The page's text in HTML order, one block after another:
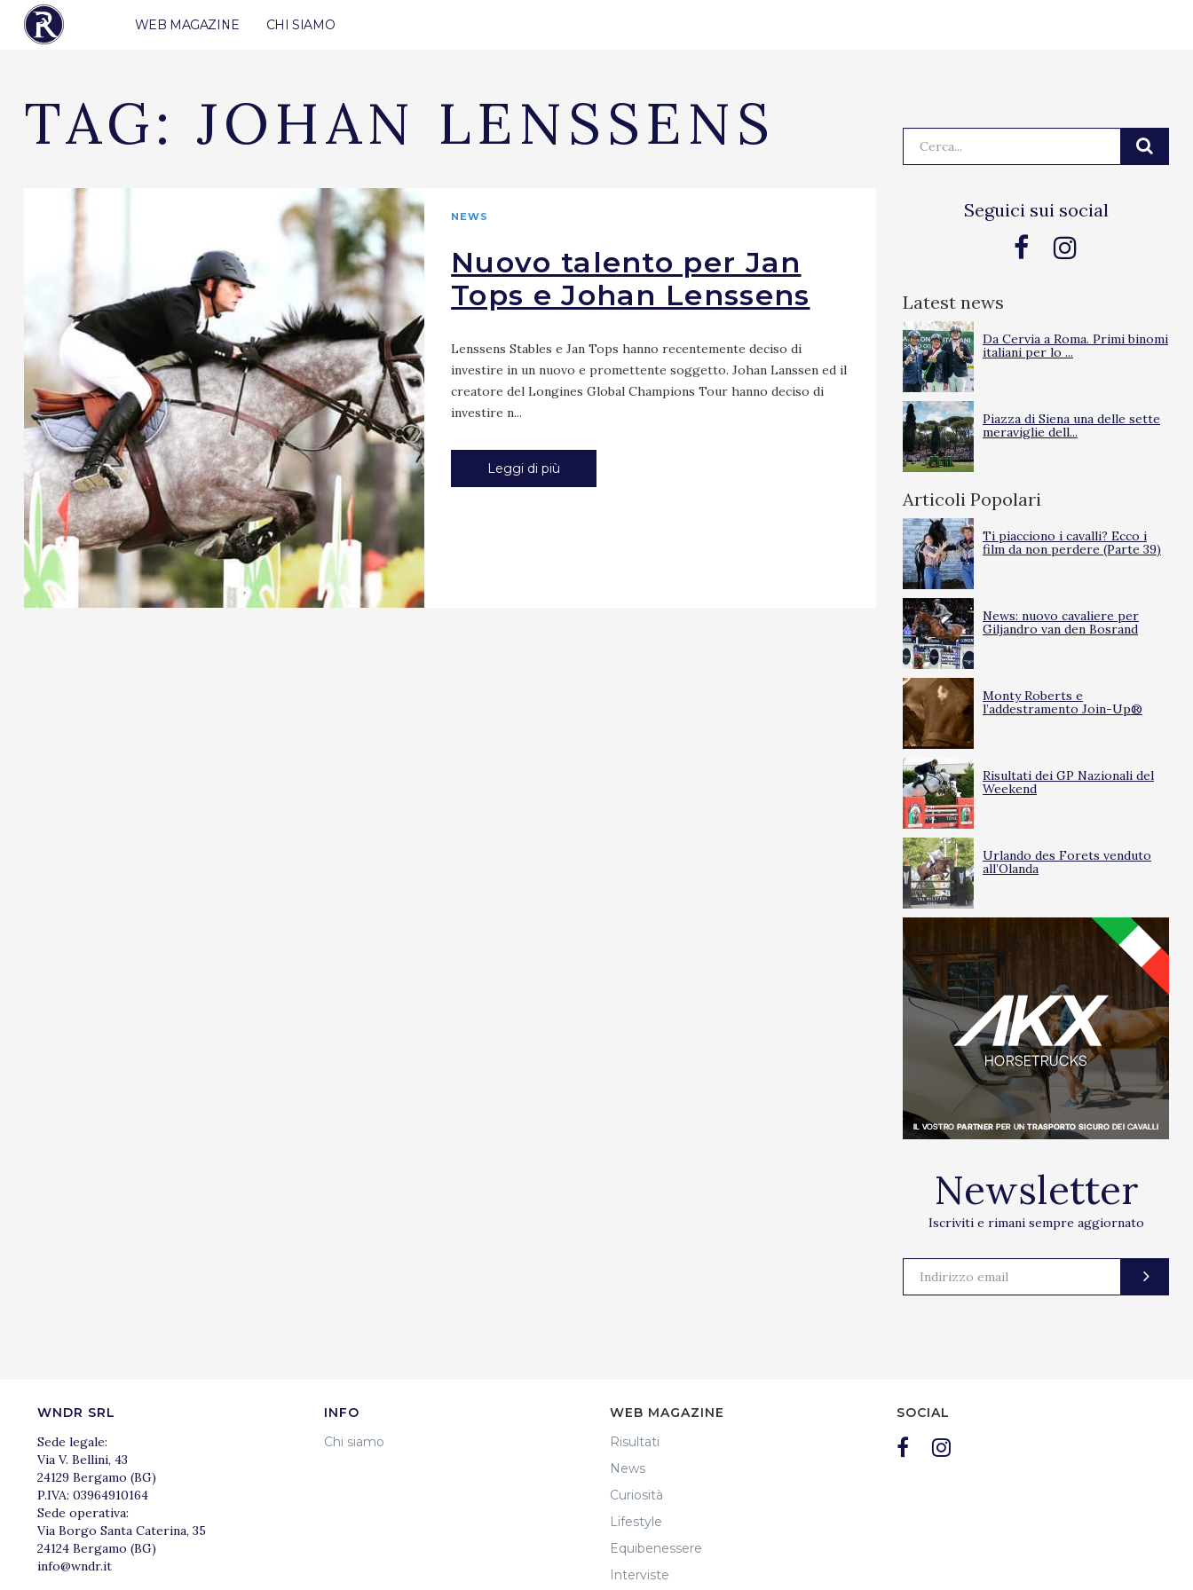
WEB MAGAZINE CHI SIAMO
TAG: JOHAN LENSSENS
NEWS
Nuovo talento per Jan
Tops e Johan Lenssens
Lenssens Stables e Jan Tops hanno recentemente deciso di
investire in un nuovo e promettente soggetto. Johan Lanssen ed il
creatore del Longines Global Champions Tour hanno deciso di
investire n...
Leggi di più
Seguici sui social
Latest news
Da Cervia a Roma. Primi binomi
italiani per lo ...
Piazza di Siena una delle sette
meraviglie dell...
Articoli Popolari
Ti piacciono i cavalli? Ecco i
film da non perdere (Parte 39)
News: nuovo cavaliere per
Giljandro van den Bosrand
Monty Roberts e
l’addestramento Join-Up®
Risultati dei GP Nazionali del
Weekend
Urlando des Forets venduto
all’Olanda
Newsletter
Iscriviti e rimani sempre aggiornato
WNDR SRL
Sede legale:
Via V. Bellini, 43
24129 Bergamo (BG)
P.IVA: 03964910164
Sede operativa:
Via Borgo Santa Caterina, 35
24124 Bergamo (BG)
info@wndr.it
INFO
Chi siamo
WEB MAGAZINE
Risultati
News
Curiosità
Lifestyle
Equibenessere
Interviste
SOCIAL